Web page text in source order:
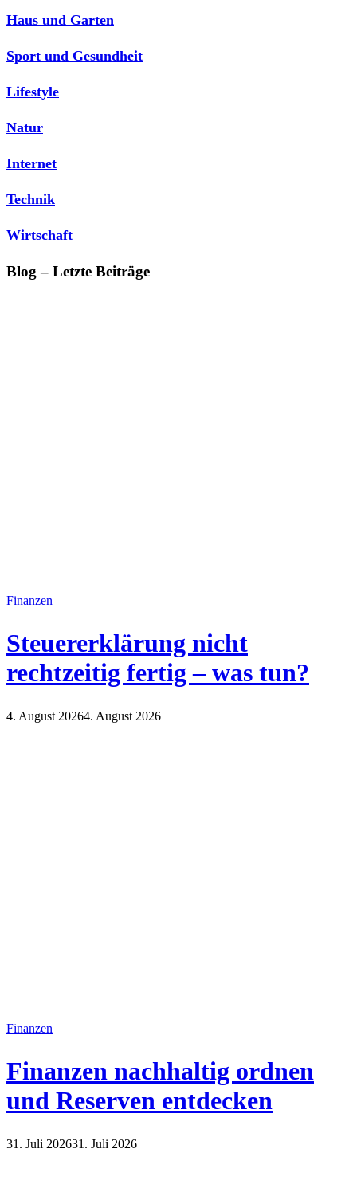
Haus und Garten
Sport und Gesundheit
Lifestyle
Natur
Internet
Technik
Wirtschaft
Blog – Letzte Beiträge
Finanzen
Steuererklärung nicht
rechtzeitig fertig – was tun?
4. August 20264. August 2026
Finanzen
Finanzen nachhaltig ordnen
und Reserven entdecken
31. Juli 202631. Juli 2026